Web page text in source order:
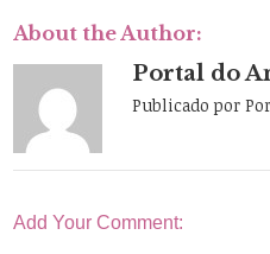
About the Author:
Portal do
Publicado por
Add Your Comment: